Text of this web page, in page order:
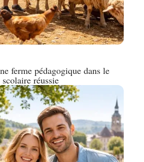
ferme pédagogique dans le
réussie